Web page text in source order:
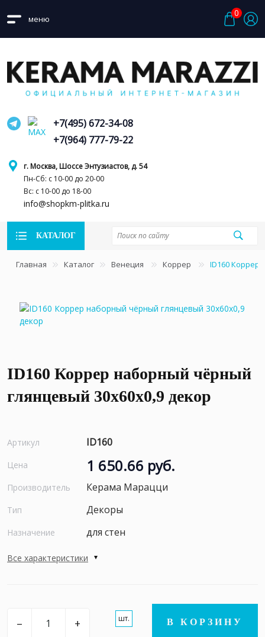
меню
0
г. Москва, Шоссе Энтузиастов, д. 54
Пн-Сб: с 10-00 до 20-00
Вс: с 10-00 до 18-00
info@shopkm-plitka.ru
+7(495) 672-34-08
+7(964) 777-79-22
КАТАЛОГ
Главная Каталог Венеция Коррер ID160 Коррер
ID160 Коррер наборный чёрный
глянцевый 30x60x0,9 декор
Артикул ID160
Цена 1 650.66 руб.
Производитель Керама Марацци
Тип Декоры
Назначение для стен
Все характеристики
– + шт. В КОРЗИНУ